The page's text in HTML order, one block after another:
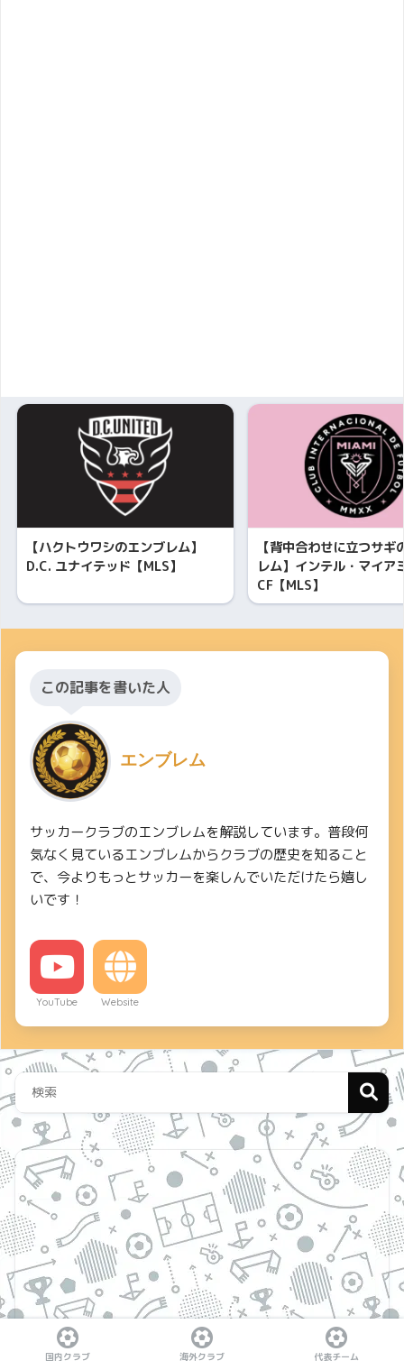
【ハクトウワシのエンブレム】
D.C. ユナイテッド【MLS】
【背中合わせに立つサギ
レム】インテル・マイア
CF【MLS】
この記事を書いた人
エンブレム
サッカークラブのエンブレムを解説しています。普段何
気なく見ているエンブレムからクラブの歴史を知ること
で、今よりもっとサッカーを楽しんでいただけたら嬉し
いです！
YouTube Website
国内クラブ 海外クラブ 代表チーム